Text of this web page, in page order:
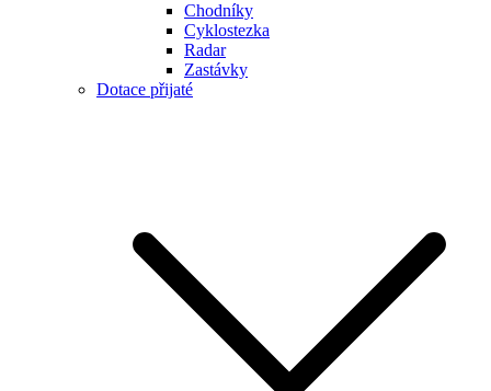
Chodníky
Cyklostezka
Radar
Zastávky
Dotace přijaté